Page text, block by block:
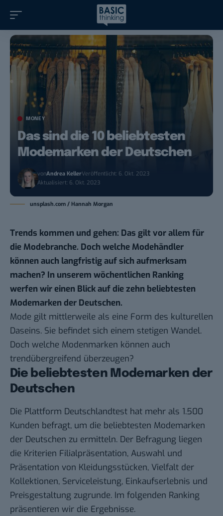
MONEY
Das sind die 10 beliebtesten
Modemarken der Deutschen
vonAndrea KellerVeröffentlicht: 6. Okt. 2023
Aktualisiert: 6. Okt. 2023
unsplash.com / Hannah Morgan
Trends kommen und gehen: Das gilt vor allem für
die Modebranche. Doch welche Modehändler
können auch langfristig auf sich aufmerksam
machen? In unserem wöchentlichen Ranking
werfen wir einen Blick auf die zehn beliebtesten
Modemarken der Deutschen.
Mode gilt mittlerweile als eine Form des kulturellen
Daseins. Sie befindet sich einem stetigen Wandel.
Doch welche Modenmarken können auch
trendübergreifend überzeugen?
Die beliebtesten Modemarken der
Deutschen
Die Plattform Deutschlandtest hat mehr als 1.500
Kunden befragt, um die beliebtesten Modemarken
der Deutschen zu ermitteln. Der Befragung liegen
die Kriterien Filialpräsentation, Auswahl und
Präsentation von Kleidungsstücken, Vielfalt der
Kollektionen, Serviceleistung, Einkaufserlebnis und
Preisgestaltung zugrunde. Im folgenden Ranking
präsentieren wir die Ergebnisse.